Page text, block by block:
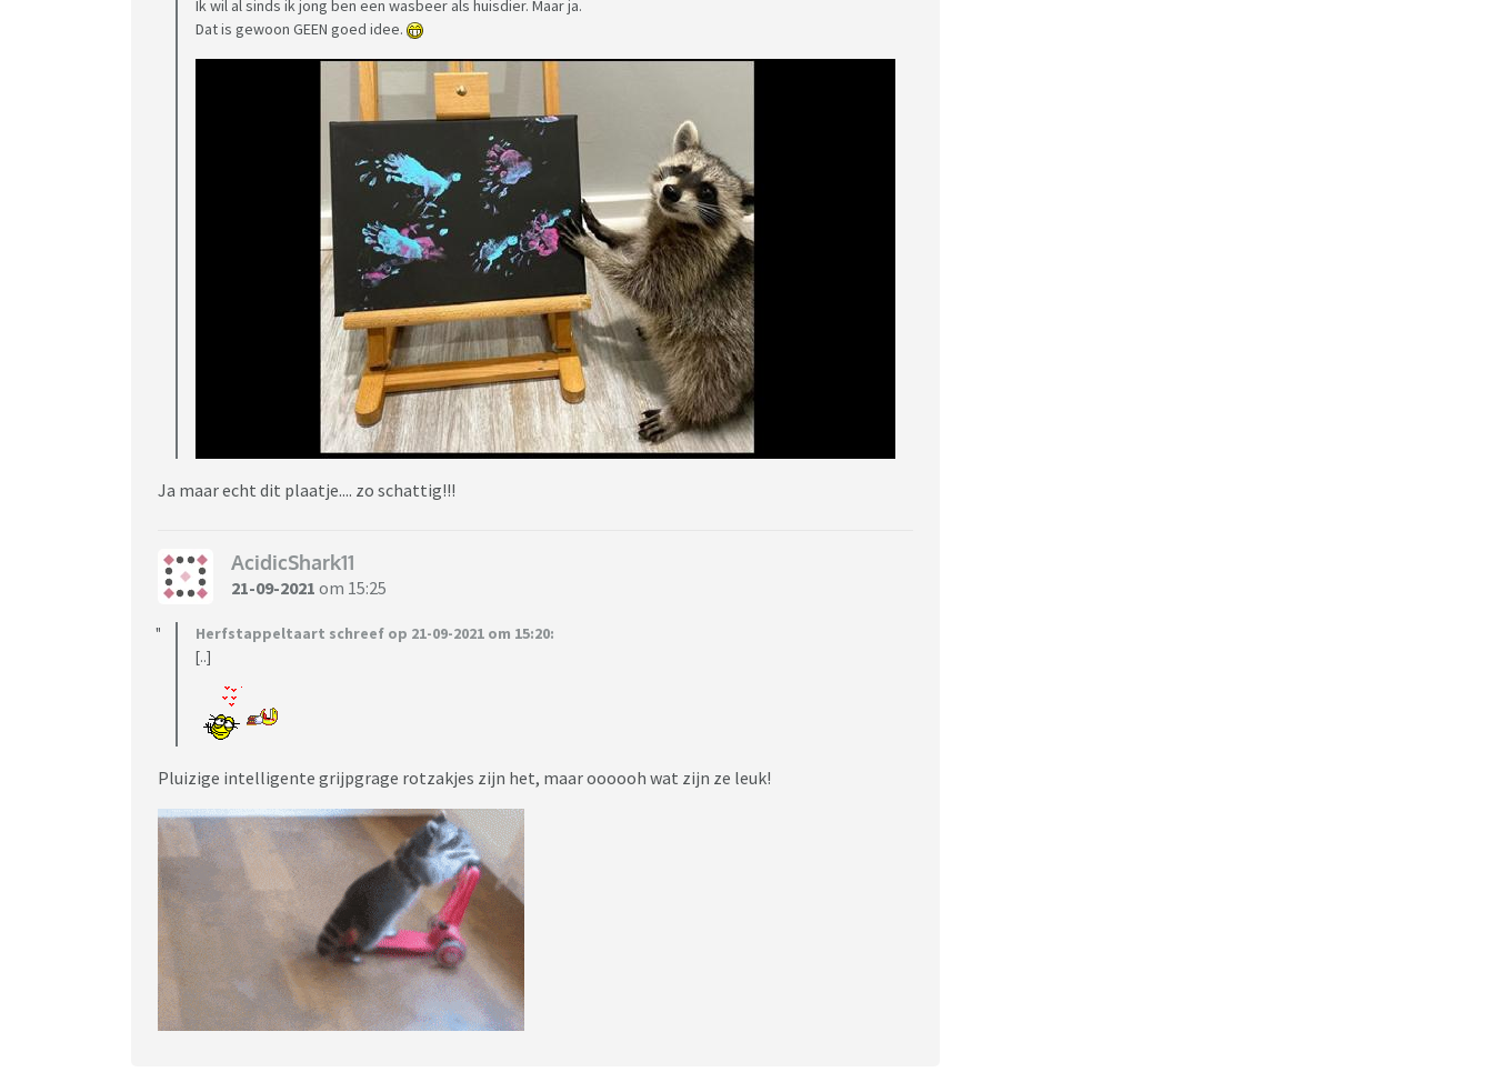
Ik wil al sinds ik jong ben een wasbeer als huisdier. Maar ja.
Dat is gewoon GEEN goed idee.
Ja maar echt dit plaatje.... zo schattig!!!
AcidicShark11
21-09-2021 om 15:25
Herfstappeltaart schreef op 21-09-2021 om 15:20:
[..]
Pluizige intelligente grijpgrage rotzakjes zijn het, maar oooooh wat zijn ze leuk!